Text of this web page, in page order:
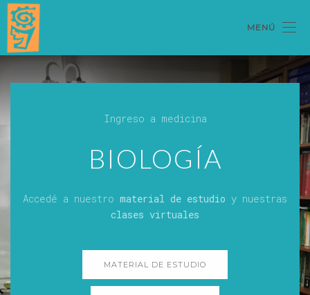
MENÚ
Ingreso a medicina
BIOLOGÍA
Accedé a nuestro material de estudio y nuestras
clases virtuales
MATERIAL DE ESTUDIO